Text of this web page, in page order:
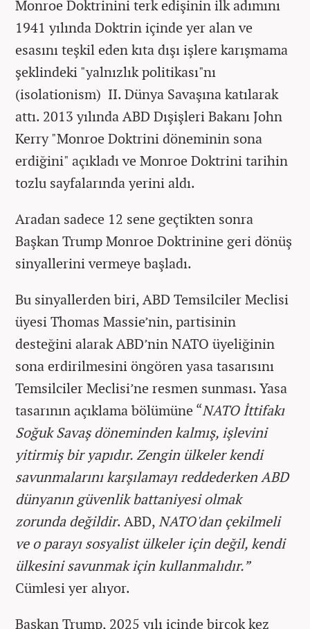
Monroe Doktrinini terk edişinin ilk adımını
1941 yılında Doktrin içinde yer alan ve
esasını teşkil eden kıta dışı işlere karışmama
şeklindeki "yalnızlık politikası"nı
(isolationism) II. Dünya Savaşına katılarak
attı. 2013 yılında ABD Dışişleri Bakanı John
Kerry "Monroe Doktrini döneminin sona
erdiğini" açıkladı ve Monroe Doktrini tarihin
tozlu sayfalarında yerini aldı.
Aradan sadece 12 sene geçtikten sonra
Başkan Trump Monroe Doktrinine geri dönüş
sinyallerini vermeye başladı.
Bu sinyallerden biri, ABD Temsilciler Meclisi
üyesi Thomas Massie’nin, partisinin
desteğini alarak ABD’nin NATO üyeliğinin
sona erdirilmesini öngören yasa tasarısını
Temsilciler Meclisi’ne resmen sunması. Yasa
tasarının açıklama bölümüne “NATO İttifakı
Soğuk Savaş döneminden kalmış, işlevini
yitirmiş bir yapıdır. Zengin ülkeler kendi
savunmalarını karşılamayı reddederken ABD
dünyanın güvenlik battaniyesi olmak
zorunda değildir. ABD,NATO'dan çekilmeli
ve o parayı sosyalist ülkeler için değil, kendi
ülkesini savunmak için kullanmalıdır.”
Cümlesi yer alıyor.
Başkan Trump, 2025 yılı içinde birçok kez